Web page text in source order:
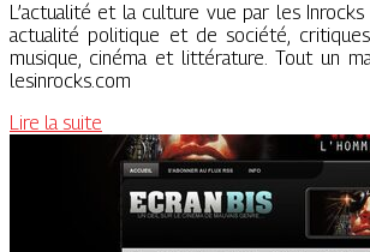
L’actualité et la culture vue par les
actualité politique et de société,
musique, cinéma et littérature. Tout un
lesinrocks.com
Lire la suite